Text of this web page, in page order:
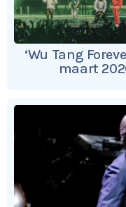
‘Wu Tang
maart